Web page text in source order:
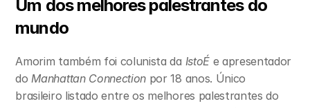
Um dos melhores palestrantes do
mundo
Amorim também foi colunista da IstoÉ e apresentador
do Manhattan Connection por 18 anos. Único
brasileiro listado entre os melhores palestrantes do